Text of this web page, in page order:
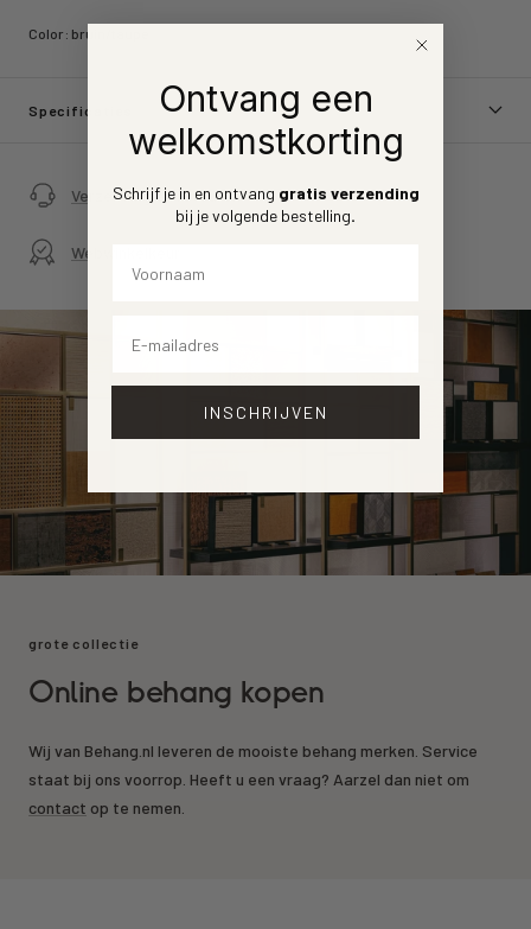
Color: bruin/taupe
Specificaties
Verzending en retouren
Webwinkelkeur
grote collectie
Online behang kopen
Wij van Behang.nl leveren de mooiste behang merken. Service
staat bij ons voorrop. Heeft u een vraag? Aarzel dan niet om
contact op te nemen.
Ontvang een
welkomstkorting
Schrijf je in en ontvang gratis verzending
bij je volgende bestelling.
INSCHRIJVEN